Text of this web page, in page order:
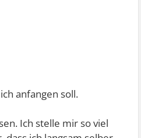
anfangen soll.
Ich stelle mir so viel